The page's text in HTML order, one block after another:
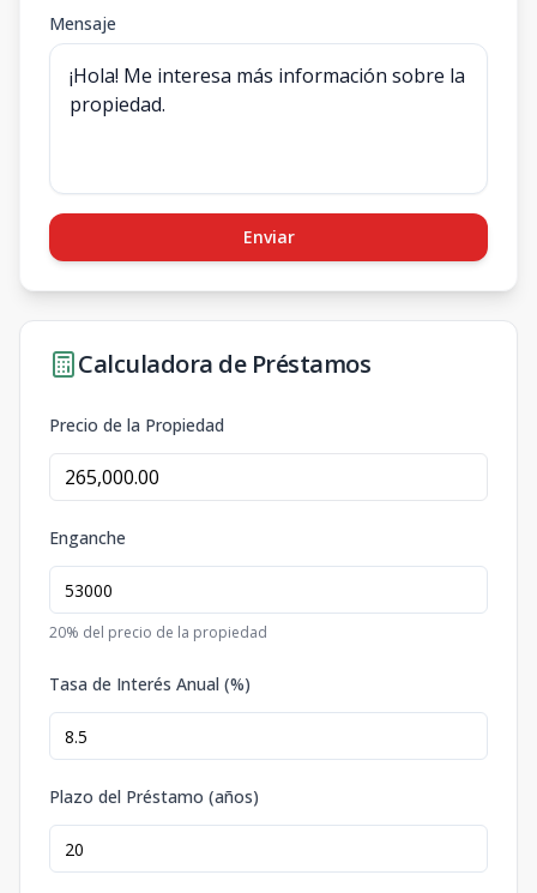
Mensaje
Enviar
Calculadora de Préstamos
Precio de la Propiedad
Enganche
20% del precio de la propiedad
Tasa de Interés Anual (%)
Plazo del Préstamo (años)